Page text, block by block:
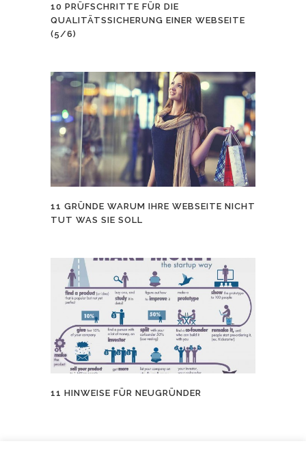
10 PRÜFSCHRITTE FÜR DIE
QUALITÄTSSICHERUNG EINER WEBSEITE
(5/6)
11 GRÜNDE WARUM IHRE WEBSEITE NICHT
TUT WAS SIE SOLL
11 HINWEISE FÜR NEUGRÜNDER